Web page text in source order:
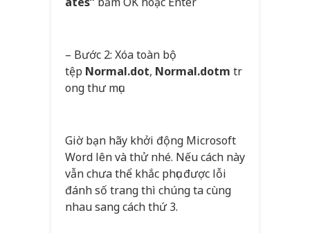
– Bước 2: Xóa toàn bộ
tệp Normal.dot, Normal.dotm tr
ong thư mục
Giờ bạn hãy khởi động Microsoft
Word lên và thử nhé. Nếu cách này
vẫn chưa thể khắc phục được lỗi
đánh số trang thì chúng ta cùng
nhau sang cách thứ 3.